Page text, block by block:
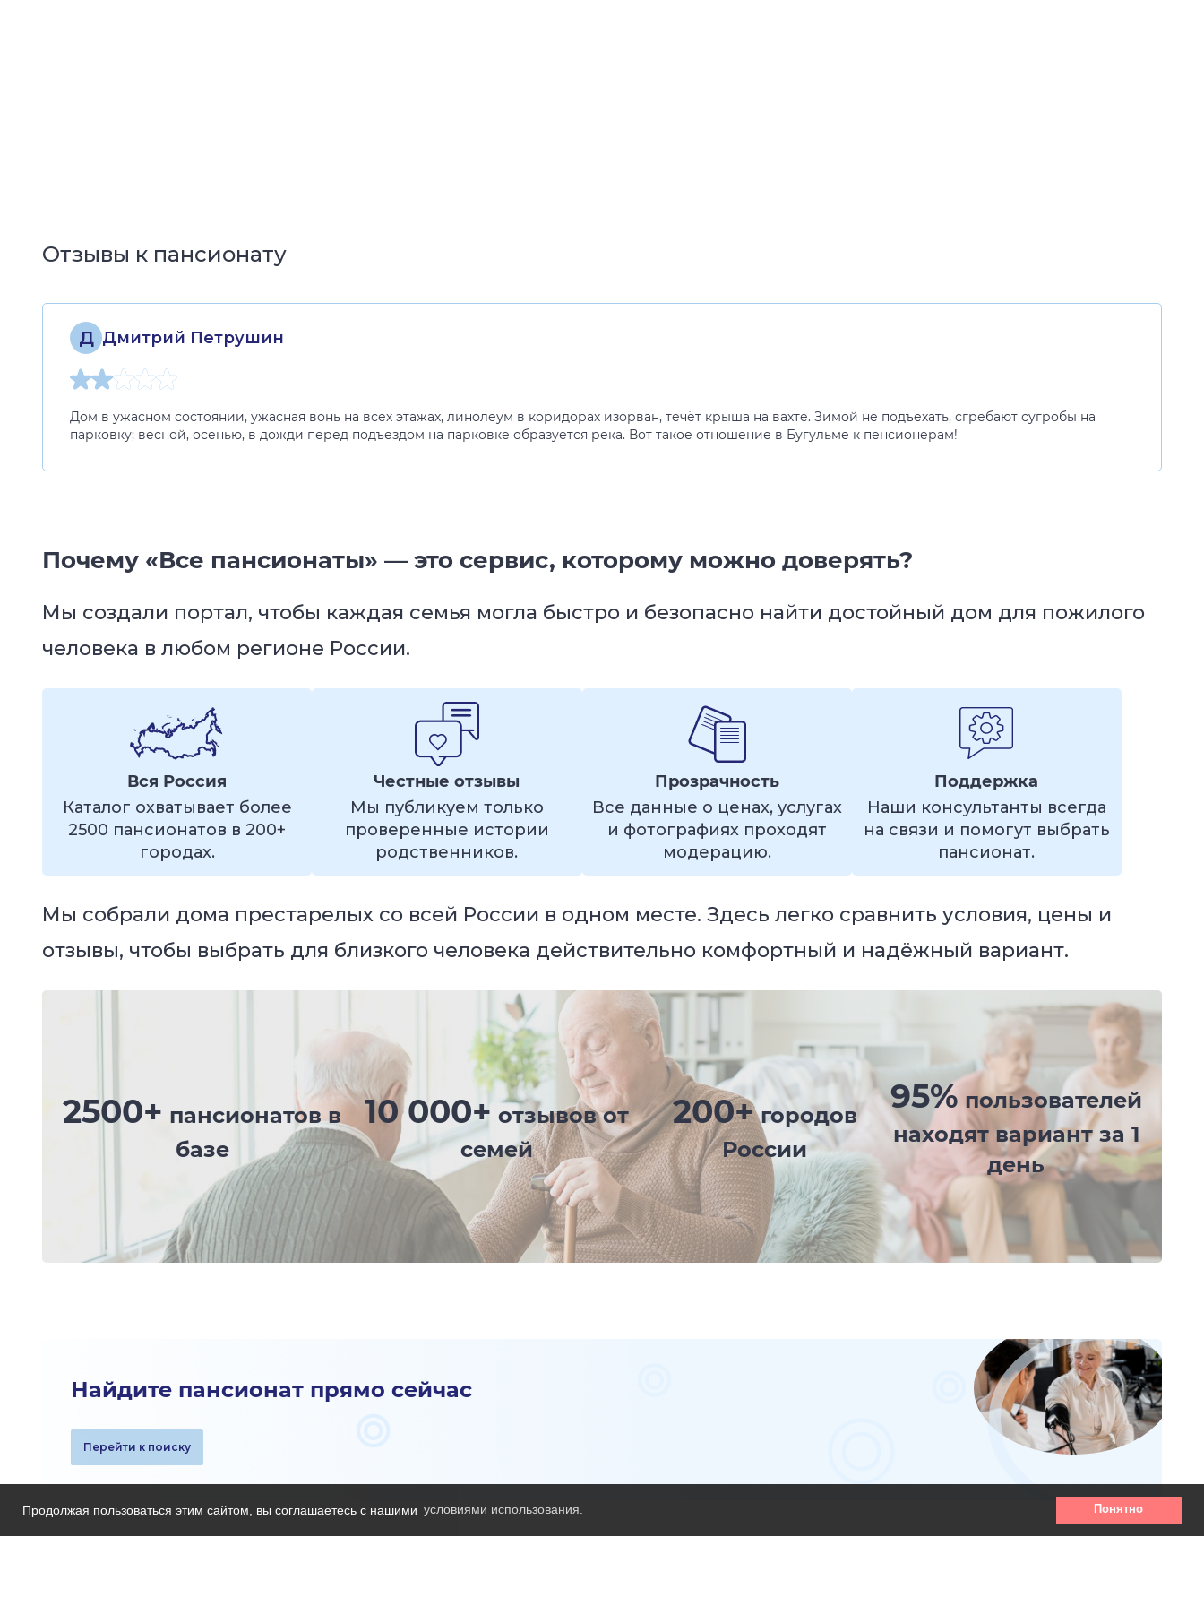
Продолжая пользоваться этим сайтом, вы соглашаетесь с нашими условиями использования. Понятно
Отзывы к пансионату
Д Дмитрий Петрушин
Дом в ужасном состоянии, ужасная вонь на всех этажах, линолеум в коридорах изорван, течёт крыша на вахте. Зимой не подъехать, сгребают сугробы на
парковку; весной, осенью, в дожди перед подъездом на парковке образуется река. Вот такое отношение в Бугульме к пенсионерам!
Почему «Все пансионаты» — это сервис, которому можно доверять?
Мы создали портал, чтобы каждая семья могла быстро и безопасно найти достойный дом для пожилого
человека в любом регионе России.
Вся Россия
Каталог охватывает более
2500 пансионатов в 200+
городах.
Честные отзывы
Мы публикуем только
проверенные истории
родственников.
Прозрачность
Все данные о ценах, услугах
и фотографиях проходят
модерацию.
Поддержка
Наши консультанты всегда
на связи и помогут выбрать
пансионат.
Мы собрали дома престарелых со всей России в одном месте. Здесь легко сравнить условия, цены и
отзывы, чтобы выбрать для близкого человека действительно комфортный и надёжный вариант.
2500+ пансионатов в
базе
10 000+ отзывов от
семей
200+городов
России
95% пользователей
находят вариант за 1
день
Найдите пансионат прямо сейчас
Перейти к поиску